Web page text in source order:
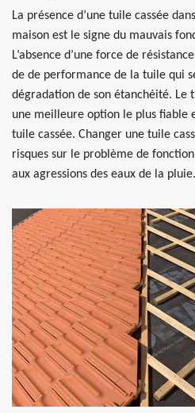
La présence d’une tuile cassée
maison est le signe du mauvais
L’absence d’une force de
de de performance de la tuile qui
dégradation de son étanchéité. Le
une meilleure option le plus fiable
tuile cassée. Changer une tuile
risques sur le problème de
aux agressions des eaux de la pluie.